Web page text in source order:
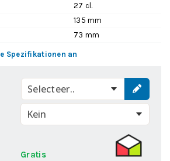
27 cl.
135 mm
73 mm
Spezifikationen an
Selecteer..
Gratis